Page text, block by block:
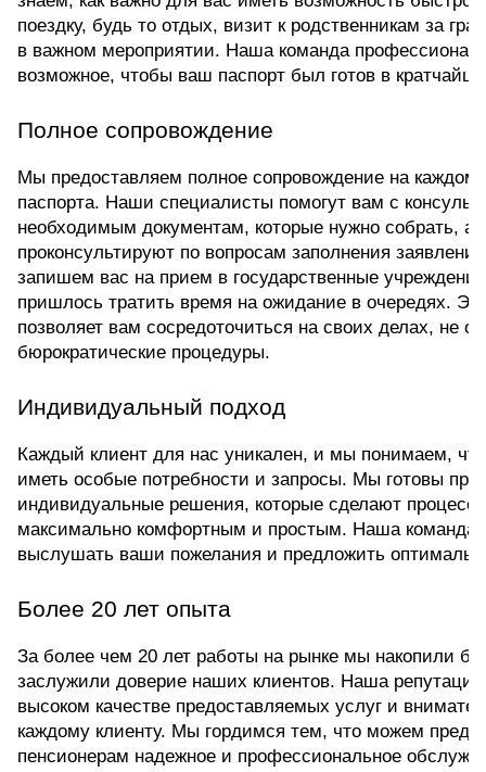
поездку, будь то отдых, визит к родственникам за
в важном мероприятии. Наша команда
возможное, чтобы ваш паспорт был готов в
Полное сопровождение
Мы предоставляем полное сопровождение на
паспорта. Наши специалисты помогут вам с
необходимым документам, которые нужно собрать, а
проконсультируют по вопросам заполнения
запишем вас на прием в государственные
пришлось тратить время на ожидание в очередях.
позволяет вам сосредоточиться на своих делах, не
бюрократические процедуры.
Индивидуальный подход
Каждый клиент для нас уникален, и мы понимаем,
иметь особые потребности и запросы. Мы готовы
индивидуальные решения, которые сделают
максимально комфортным и простым. Наша команда
выслушать ваши пожелания и предложить
Более 20 лет опыта
За более чем 20 лет работы на рынке мы накопили
заслужили доверие наших клиентов. Наша репутация
высоком качестве предоставляемых услуг и
каждому клиенту. Мы гордимся тем, что можем
пенсионерам надежное и профессиональное